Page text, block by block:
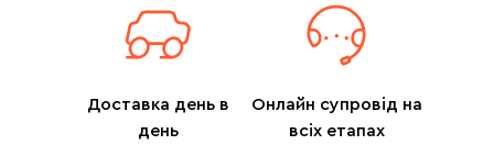
Доставка день в
день
Онлайн супровід на
всіх етапах